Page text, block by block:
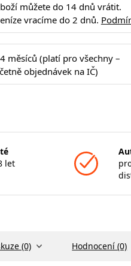
můžete do 14 dnů vrátit.
vracíme do 2 dnů.
měsíců (platí pro všechny –
objednávek na IČ)
let
(0) Hodnocení (0)